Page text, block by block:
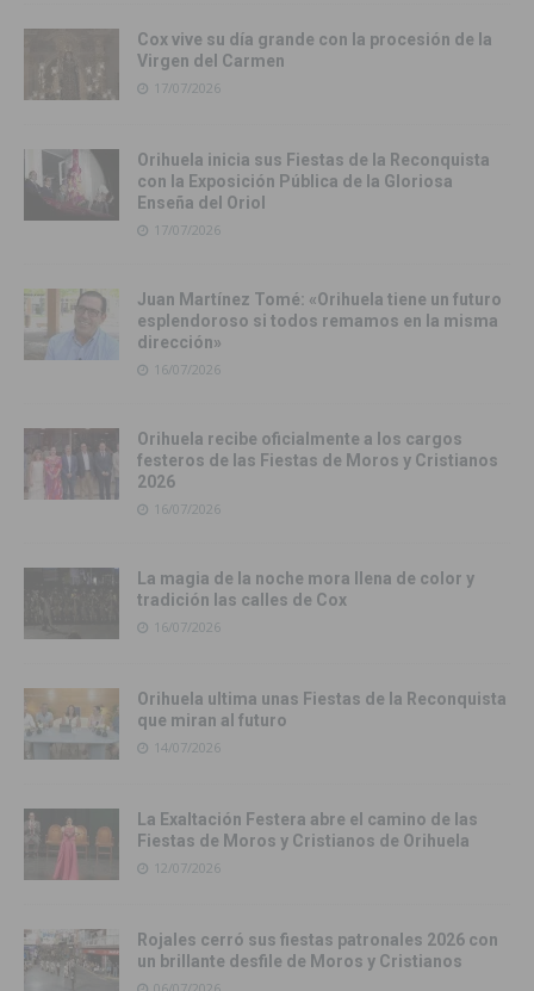
Cox vive su día grande con la procesión de la
Virgen del Carmen
17/07/2026
Orihuela inicia sus Fiestas de la Reconquista
con la Exposición Pública de la Gloriosa
Enseña del Oriol
17/07/2026
Juan Martínez Tomé: «Orihuela tiene un futuro
esplendoroso si todos remamos en la misma
dirección»
16/07/2026
Orihuela recibe oficialmente a los cargos
festeros de las Fiestas de Moros y Cristianos
2026
16/07/2026
La magia de la noche mora llena de color y
tradición las calles de Cox
16/07/2026
Orihuela ultima unas Fiestas de la Reconquista
que miran al futuro
14/07/2026
La Exaltación Festera abre el camino de las
Fiestas de Moros y Cristianos de Orihuela
12/07/2026
Rojales cerró sus fiestas patronales 2026 con
un brillante desfile de Moros y Cristianos